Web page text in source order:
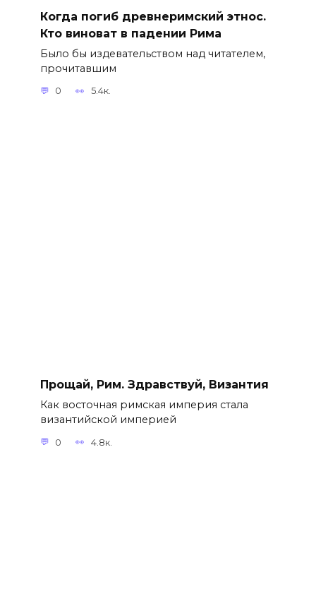
Когда погиб древнеримский этнос.
Кто виноват в падении Рима
Было бы издевательством над читателем,
прочитавшим
0 5.4к.
Прощай, Рим. Здравствуй, Византия
Как восточная римская империя стала
византийской империей
0 4.8к.